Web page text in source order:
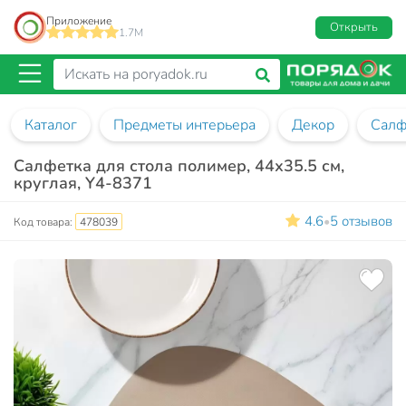
Приложение
1.7M
Открыть
Каталог Предметы интерьера Декор
Салфетка для стола полимер, 44х35.5 см,
круглая, Y4-8371
Код товара: 478039 4.6•5 отзывов